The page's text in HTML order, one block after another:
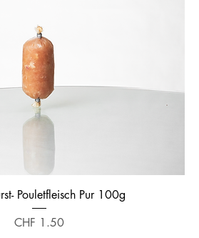
Pouletfleisch Pur 100g
Preis
CHF 1.50